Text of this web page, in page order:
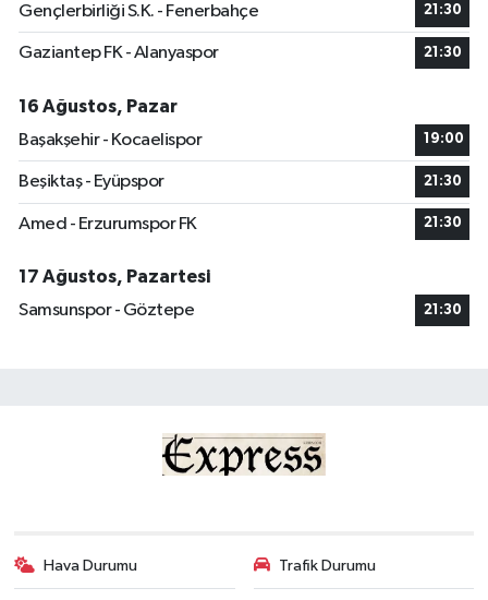
Gençlerbirliği S.K. - Fenerbahçe 21:30
Gaziantep FK - Alanyaspor 21:30
16 Ağustos, Pazar
Başakşehir - Kocaelispor
19:00
Beşiktaş - Eyüpspor 21:30
Amed - Erzurumspor FK 21:30
17 Ağustos, Pazartesi
Samsunspor - Göztepe
21:30
Hava Durumu Trafik Durumu